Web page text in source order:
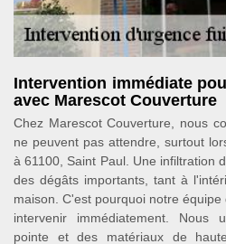
Intervention immédiate
avec Marescot Couverture
Chez Marescot Couverture, nous
ne peuvent pas attendre, surtout
à 61100, Saint Paul. Une infiltration
des dégâts importants, tant à
maison. C'est pourquoi notre
intervenir immédiatement. Nous
pointe et des matériaux de